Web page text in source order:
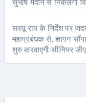
सुभाष मैदान से निकलेगी
सरयू राय के निर्देश पर
महाप्रबंधक से, ज्ञापन
शुरु करवाएगीःसीनियर